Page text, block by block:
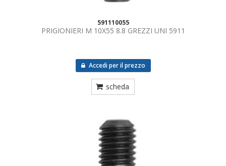
591110055
PRIGIONIERI M 10X55 8.8 GREZZI UNI 5911
Accedi per il prezzo
scheda